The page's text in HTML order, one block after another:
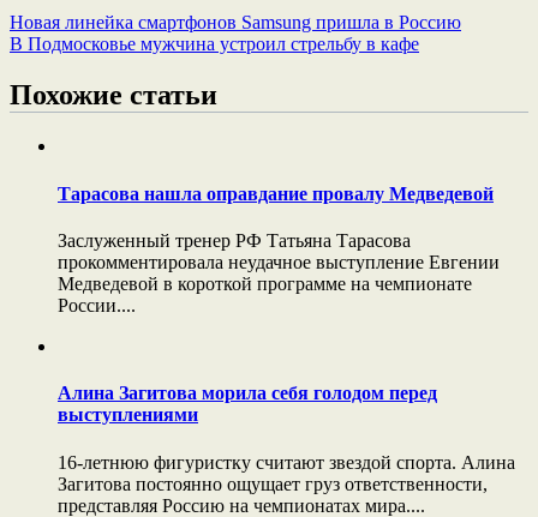
Новая линейка смартфонов Samsung пришла в Россию
В Подмосковье мужчина устроил стрельбу в кафе
Похожие статьи
Тарасова нашла оправдание провалу Медведевой
Заслуженный тренер РФ Татьяна Тарасова
прокомментировала неудачное выступление Евгении
Медведевой в короткой программе на чемпионате
России....
Алина Загитова морила себя голодом перед
выступлениями
16-летнюю фигуристку считают звездой спорта. Алина
Загитова постоянно ощущает груз ответственности,
представляя Россию на чемпионатах мира....